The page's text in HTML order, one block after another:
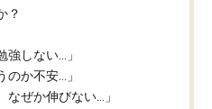
？
強しない…」
のか不安…」
なぜか伸びない…」